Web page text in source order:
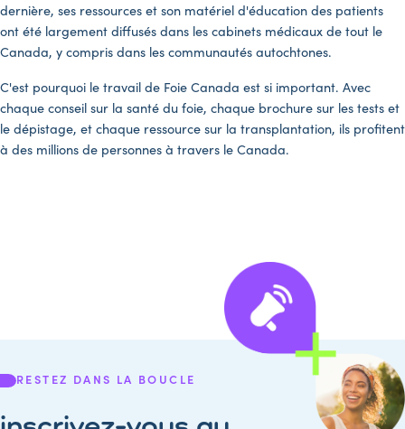
dernière, ses ressources et son matériel d'éducation des patients
ont été largement diffusés dans les cabinets médicaux de tout le
Canada, y compris dans les communautés autochtones.
C'est pourquoi le travail de Foie Canada est si important. Avec
chaque conseil sur la santé du foie, chaque brochure sur les tests et
le dépistage, et chaque ressource sur la transplantation, ils profitent
à des millions de personnes à travers le Canada.
RESTEZ DANS LA BOUCLE